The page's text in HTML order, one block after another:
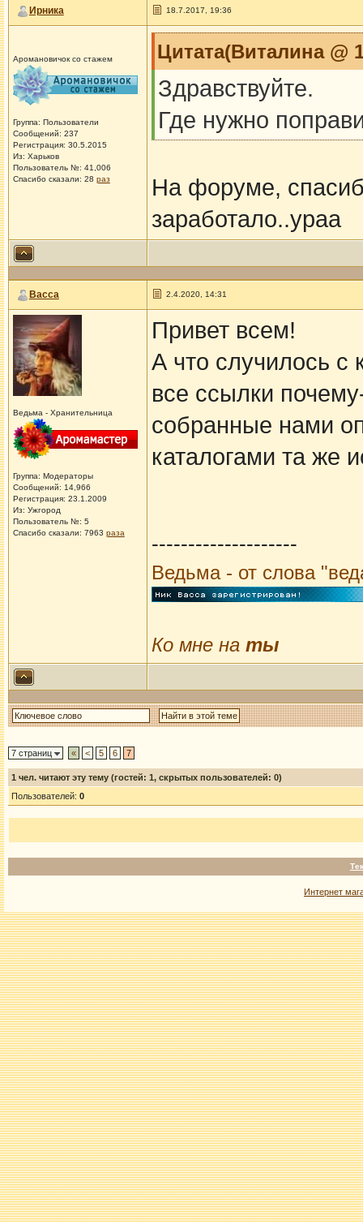
Ирника 18.7.2017, 19:36
Аромановичок со стажем
Группа: Пользователи
Сообщений: 237
Регистрация: 30.5.2015
Из: Харьков
Пользователь №: 41,006
Спасибо сказали: 28 раз
Цитата(Виталина @
Здравствуйте.
Где нужно
На форуме,
заработало..ураа
Васса 2.4.2020, 14:31
Ведьма - Хранительница
Группа: Модераторы
Сообщений: 14,966
Регистрация: 23.1.2009
Из: Ужгород
Пользователь №: 5
Спасибо сказали: 7963 раза
Привет всем!
А что случилось
все ссылки
собранные нами
каталогами та же
--------------------
Ведьма - от слова
Ко мне на ты
7 страниц « < 5 6 7
1 чел. читают эту тему (гостей: 1, скрытых пользователей: 0)
Пользователей: 0
Интернет